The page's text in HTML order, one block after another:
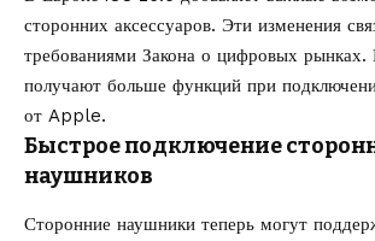
сторонних аксессуаров. Эти изменения
требованиями Закона о цифровых рынках.
получают больше функций при
от Apple.
Быстрое подключение
наушников
Сторонние наушники теперь могут